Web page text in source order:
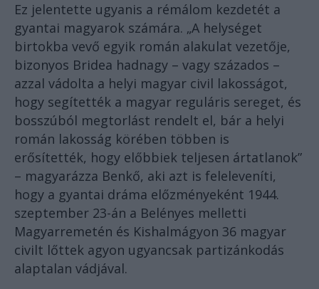
Ez jelentette ugyanis a rémálom kezdetét a
gyantai magyarok számára. „A helységet
birtokba vevő egyik román alakulat vezetője,
bizonyos Bridea hadnagy – vagy százados –
azzal vádolta a helyi magyar civil lakosságot,
hogy segítették a magyar reguláris sereget, és
bosszúból megtorlást rendelt el, bár a helyi
román lakosság körében többen is
erősítették, hogy előbbiek teljesen ártatlanok”
– magyarázza Benkő, aki azt is feleleveníti,
hogy a gyantai dráma előzményeként 1944.
szeptember 23-án a Belényes melletti
Magyarremetén és Kishalmágyon 36 magyar
civilt lőttek agyon ugyancsak partizánkodás
alaptalan vádjával.